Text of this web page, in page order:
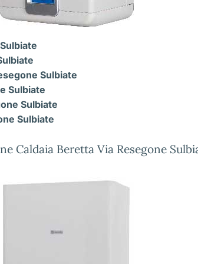
Sulbiate
Sulbiate
Sulbiate
Sulbiate
Caldaia Beretta Via Resegone